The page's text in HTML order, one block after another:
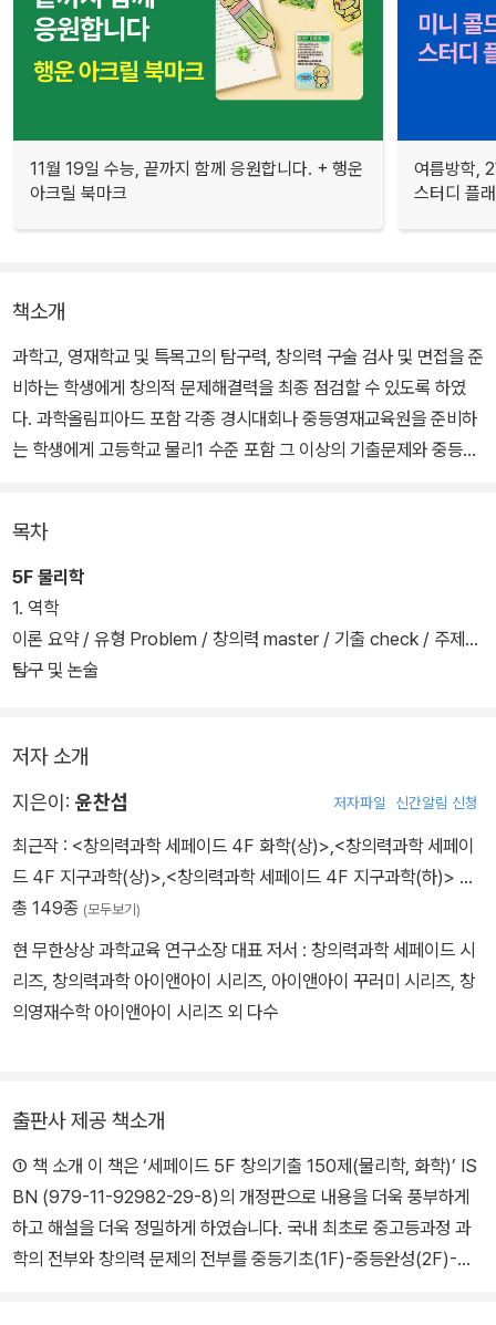
11월 19일 수능, 끝까지 함께 응원합니다. + 행운
아크릴 북마크
여름방학,
스터디 플
책소개
과학고, 영재학교 및 특목고의 탐구력, 창의력 구술 검사 및 면접을 준
비하는 학생에게 창의적 문제해결력을 최종 점검할 수 있도록 하였
다. 과학올림피아드 포함 각종 경시대회나 중등영재교육원을 준비하
는 학생에게 고등학교 물리1 수준 포함 그 이상의 기출문제와 중등Ol
목차
5F 물리학
1. 역학
이론 요약 / 유형 Problem / 창의력 master / 기출 check / 주제
탐구 및 논술
저자 소개
지은이: 윤찬섭 저자파일 신간알림 신청
최근작 : <창의력과학 세페이드 4F 화학(상)>,<창의력과학 세페이
드 4F 지구과학(상)>,<창의력과학 세페이드 4F 지구과학(하)> …
총 149종 (모두보기)
현 무한상상 과학교육 연구소장 대표 저서 : 창의력과학 세페이드 시
리즈, 창의력과학 아이앤아이 시리즈, 아이앤아이 꾸러미 시리즈, 창
의영재수학 아이앤아이 시리즈 외 다수
출판사 제공 책소개
① 책 소개 이 책은 ‘세페이드 5F 창의기출 150제(물리학, 화학)’ IS
BN (979-11-92982-29-8)의 개정판으로 내용을 더욱 풍부하게
하고 해설을 더욱 정밀하게 하였습니다. 국내 최초로 중고등과정 과
학의 전부와 창의력 문제의 전부를 중등기초(1F)-중등완성(2F)-고